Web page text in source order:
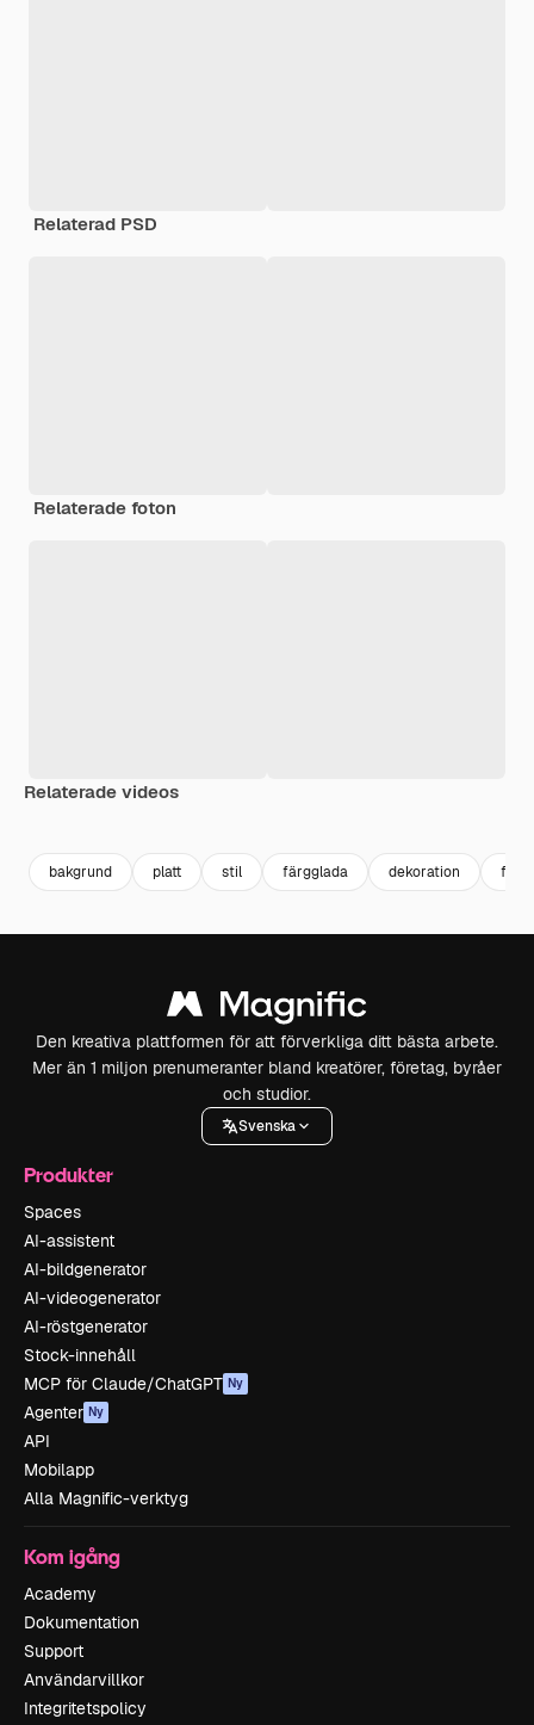
Relaterad PSD
Relaterade foton
Relaterade videos
bakgrund platt stil färgglada dekoration
Den kreativa plattformen för att förverkliga ditt bästa arbete.
Mer än 1 miljon prenumeranter bland kreatörer, företag, byråer
och studior.
Svenska
Produkter
Spaces
AI-assistent
AI-bildgenerator
AI-videogenerator
AI-röstgenerator
Stock-innehåll
MCP för Claude/ChatGPT Ny
Agenter Ny
API
Mobilapp
Alla Magnific-verktyg
Kom igång
Academy
Dokumentation
Support
Användarvillkor
Integritetspolicy